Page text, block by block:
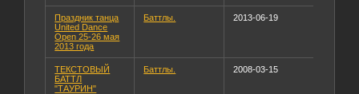
Праздник танца
United Dance
Open 25-26 мая
2013 года
Баттлы. 2013-06-19
ТЕКСТОВЫЙ
БАТТЛ
"ТАУРИН"
Баттлы. 2008-03-15